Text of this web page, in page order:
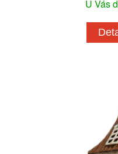
U Vás